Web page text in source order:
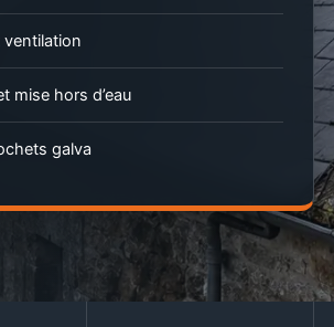
ventilation
mise hors d’eau
galva